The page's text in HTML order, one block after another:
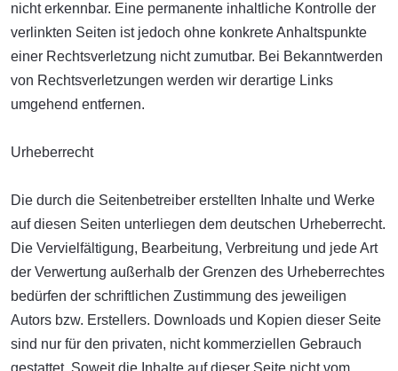
nicht erkennbar. Eine permanente inhaltliche Kontrolle der
verlinkten Seiten ist jedoch ohne konkrete Anhaltspunkte
einer Rechtsverletzung nicht zumutbar. Bei Bekanntwerden
von Rechtsverletzungen werden wir derartige Links
umgehend entfernen.
Urheberrecht
Die durch die Seitenbetreiber erstellten Inhalte und Werke
auf diesen Seiten unterliegen dem deutschen Urheberrecht.
Die Vervielfältigung, Bearbeitung, Verbreitung und jede Art
der Verwertung außerhalb der Grenzen des Urheberrechtes
bedürfen der schriftlichen Zustimmung des jeweiligen
Autors bzw. Erstellers. Downloads und Kopien dieser Seite
sind nur für den privaten, nicht kommerziellen Gebrauch
gestattet. Soweit die Inhalte auf dieser Seite nicht vom